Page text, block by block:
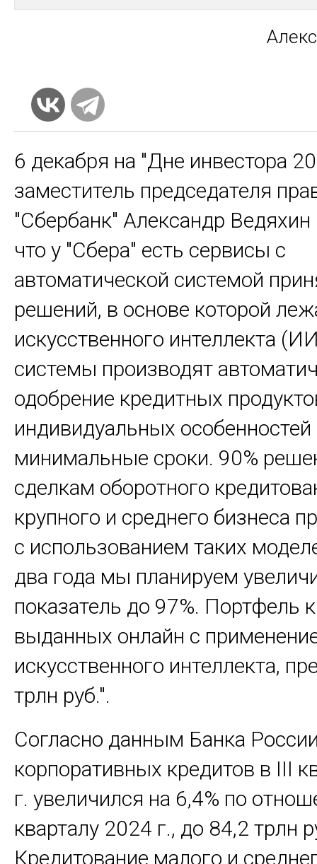
6 декабря на "Дне инвестора
заместитель председателя
"Сбербанк" Александр Ведяхин
что у "Сбера" есть сервисы с
автоматической системой
решений, в основе которой
искусственного интеллекта
системы производят
одобрение кредитных
индивидуальных особенностей
минимальные сроки. 90%
сделкам оборотного
крупного и среднего бизнеса
с использованием таких
два года мы планируем
показатель до 97%. Портфель
выданных онлайн с
искусственного интеллекта,
трлн руб.".
Согласно данным Банка
корпоративных кредитов в III
г. увеличился на 6,4% по
кварталу 2024 г., до 84,2 трлн
Кредитование малого и